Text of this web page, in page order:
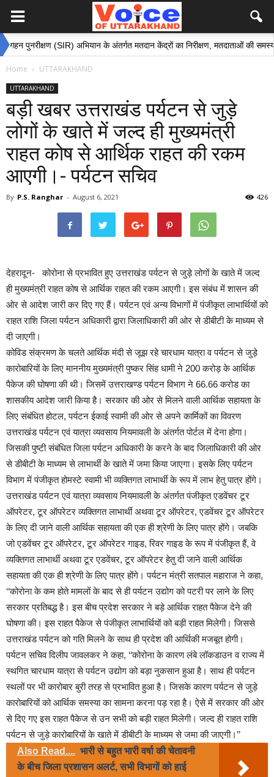
(SIR) अभियान के अंतर्गत मतदान केंद्रों का निरीक्षण, मतदाताओं की समस्याओं के
Home UTTARAKHAND
UTTARAKHAND
बड़ी खबर उत्तराखंड पर्यटन से जुड़े
लोगों के खाते में जल्द ही मुख्यमंत्री
राहत कोष से आर्थिक राहत की रकम
आएगी।- पर्यटन सचिव
By P.S. Ranghar - August 6, 2021 426
देहरादून- कोरोना से प्रभावित हुए उत्तराखंड पर्यटन से जुड़े लोगों के खाते में जल्द
ही मुख्यमंत्री राहत कोष से आर्थिक राहत की रकम आएगी। इस संबंध में शासन की
ओर से आदेश जारी कर दिए गए हैं। पर्यटन एवं अन्य विभागों में पंजीकृत लाभार्थियों को
राहत राशि जिला पर्यटन अधिकारी द्वारा जिलाधिकारी की ओर से डीबीटी के माध्यम से
दी जाएगी।
कोविड संक्रमण के चलते आर्थिक मंदी से जूझ रहे चारधाम यात्रा व पर्यटन से जुड़े
कारोबारियों के लिए माननीय मुख्यमंत्री पुष्कर सिंह धामी ने 200 करोड़ के आर्थिक
पैकेज की घोषणा की थी। जिसमें उत्तराखण्ड पर्यटन विभाग ने 66.66 करोड का
शासकीय आदेश जारी किया है। सरकार की ओर से मिलने वाली आर्थिक सहायता के
लिए संबंधित होटल, पर्यटन ईकाई स्वामी की ओर से अपने कार्मिकों का विवरण
उत्तराखंड पर्यटन एवं यात्रा व्यवसाय नियमावली के अंतर्गत पोर्टल में देना होगा।
जिसकी पुष्टी संबंधित जिला पर्यटन अधिकारी के करने के बाद जिलाधिकारी की ओर
से डीबीटी के माध्यम से लाभार्थी के खाते में जमा किया जाएगा। इसके लिए पर्यटन
विभाग में पंजीकृत होमस्टे स्वामी भी व्यक्तिगत लाभार्थी के रूप में लाभ हेतु पात्र होंगे।
उत्तराखंड पर्यटन एवं यात्रा व्यवसाय नियमावली के अंतर्गत पंजीकृत एडवेंचर टूर
ऑपरेटर, टूर ऑपरेटर व्यक्तिगत लाभार्थी अथवा टूर ऑपरेटर, एडवेंचर टूर ऑपरेटर
के लिए दी जाने वाली आर्थिक सहायता की एक ही श्रेणी के लिए पात्र होंगे। जबकि
जो एडवेंचर टूर ऑपरेटर, टूर ऑपरेटर गाइड, रिवर गाइड के रूप में पंजीकृत हैं, वे
व्यक्तिगत लाभार्थी अथवा टूर एडवेंचर, टूर ऑपरेटर हेतु दी जाने वाली आर्थिक
सहायता की एक ही श्रेणी के लिए पात्र होंगे। पर्यटन मंत्री सतपाल महाराज ने कहा,
‘‘कोरोना के कम होते मामलों के बाद से ही पर्यटन उद्योग को पटरी पर लाने के लिए
सरकार प्रतिबद्ध है। इस बीच प्रदेश सरकार ने बड़े आर्थिक राहत पैकेज देने की
घोषणा की। इस राहत पैकेज से पंजीकृत लाभार्थियों को बड़ी राहत मिलेगी। जिससे
उत्तराखंड पर्यटन को गति मिलने के साथ ही प्रदेश की आर्थिकी मजबूत होगी।
पर्यटन सचिव दिलीप जावलकर ने कहा, ‘‘कोरोना के कारण लंबे लॉकडाउन व राज्य में
स्थगित चारधाम यात्रा से पर्यटन उद्योग को बड़ा नुकसान हुआ है। साथ ही पर्यटन
स्थलों पर भी कारोबार बुरी तरह से प्रभावित हुआ है। जिसके कारण पर्यटन से जुड़े
कारोबारियों को आर्थिक समस्या का सामना करना पड़ रहा है। ऐसे में सरकार की ओर
से दिए गए इस राहत पैकेज से उन सभी को बड़ी राहत मिलेगी। जल्द ही राहत राशि
पर्यटन से जुड़े कारोबारियों के खाते में डीबीटी के माध्यम से जमा की जाएगी।’’
Also Read.... भारी से बहुत भारी वर्षा की चेतावनी
के बीच जिला प्रशासन अलर्ट, सभी विभागों को हाई